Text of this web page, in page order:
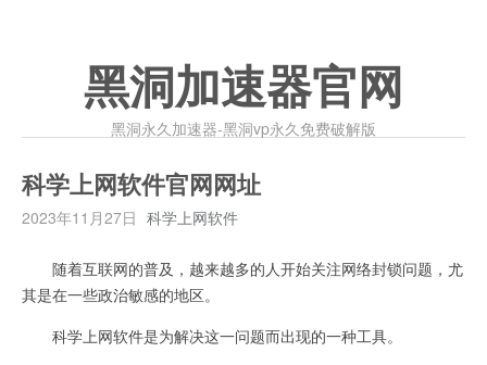
黑洞加速器官网
黑洞永久加速器-黑洞vp永久免费破解版
科学上网软件官网网址
2023年11月27日 科学上网软件
随着互联网的普及，越来越多的人开始关注网络封锁问题，尤
其是在一些政治敏感的地区。
科学上网软件是为解决这一问题而出现的一种工具。